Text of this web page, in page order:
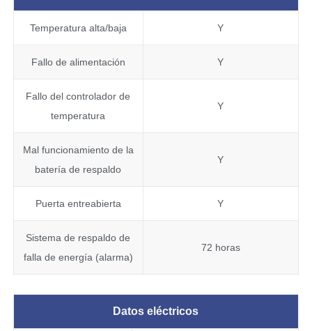
Temperatura alta/baja Y
Fallo de alimentación Y
Fallo del controlador de
temperatura
Y
Mal funcionamiento de la
batería de respaldo
Y
Puerta entreabierta Y
Sistema de respaldo de
falla de energía (alarma)
72 horas
Datos eléctricos